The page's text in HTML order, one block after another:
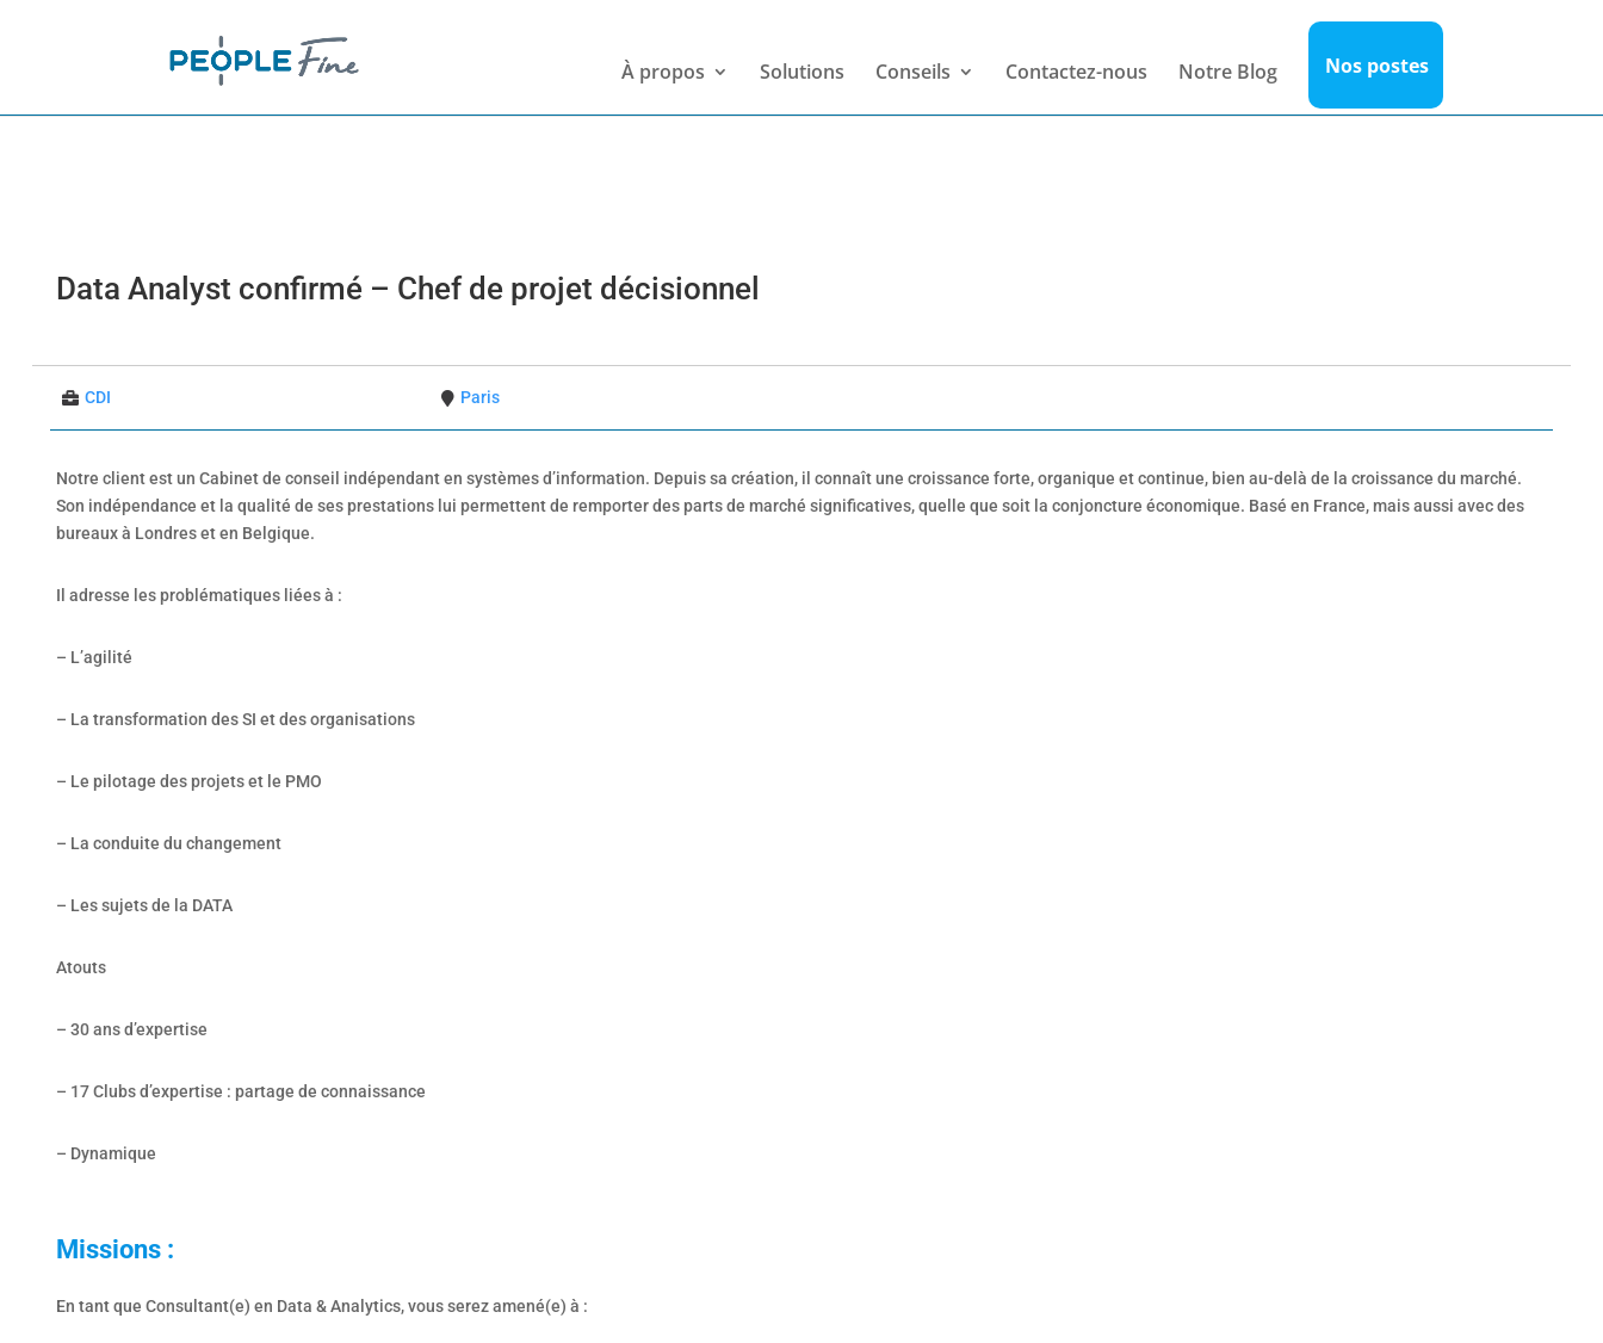
À propos Solutions Conseils Contactez-nous Notre Blog Nos postes
Data Analyst confirmé – Chef de projet décisionnel
CDI Paris
Notre client est un Cabinet de conseil indépendant en systèmes d’information. Depuis sa création, il connaît une croissance forte, organique et continue, bien au-delà de la croissance du marché.
Son indépendance et la qualité de ses prestations lui permettent de remporter des parts de marché significatives, quelle que soit la conjoncture économique. Basé en France, mais aussi avec des
bureaux à Londres et en Belgique.
Il adresse les problématiques liées à :
– L’agilité
– La transformation des SI et des organisations
– Le pilotage des projets et le PMO
– La conduite du changement
– Les sujets de la DATA
Atouts
– 30 ans d’expertise
– 17 Clubs d’expertise : partage de connaissance
– Dynamique
Missions :
En tant que Consultant(e) en Data & Analytics, vous serez amené(e) à :